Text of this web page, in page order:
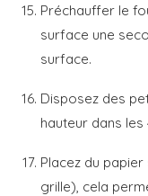
Préchauffer le
surface une
surface.
Disposez des
hauteur dans
Placez du
grille), cela